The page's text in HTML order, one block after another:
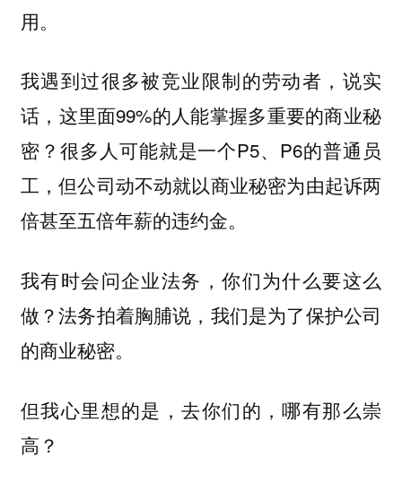
用。
我遇到过很多被竞业限制的劳动者，说实
话，这里面99%的人能掌握多重要的商业秘
密？很多人可能就是一个P5、P6的普通员
工，但公司动不动就以商业秘密为由起诉两
倍甚至五倍年薪的违约金。
我有时会问企业法务，你们为什么要这么
做？法务拍着胸脯说，我们是为了保护公司
的商业秘密。
但我心里想的是，去你们的，哪有那么崇
高？